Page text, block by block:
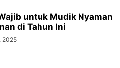
untuk Mudik Nyaman
di Tahun Ini
2025